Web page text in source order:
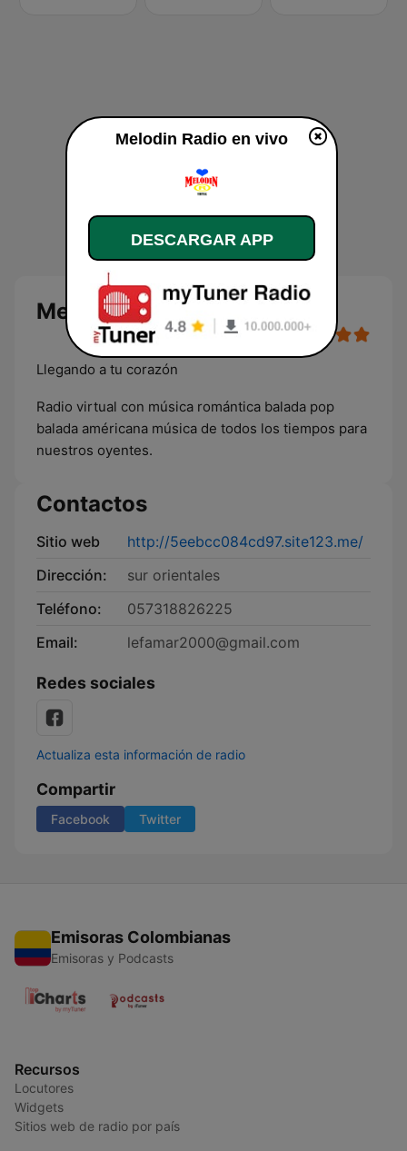
Melodin Radio en vivo
Llegando a tu corazón
Radio virtual con música romántica balada pop
balada américana música de todos los tiempos para
nuestros oyentes.
Contactos
Sitio web
http://5eebcc084cd97.site123.me/
Dirección:
sur orientales
Teléfono:
057318826225
Email:
lefamar2000@gmail.com
Redes sociales
Actualiza esta información de radio
Compartir
Facebook Twitter
Emisoras Colombianas
Emisoras y Podcasts
Recursos
Locutores
Widgets
Sitios web de radio por país
Melodin Radio en vivo
DESCARGAR APP